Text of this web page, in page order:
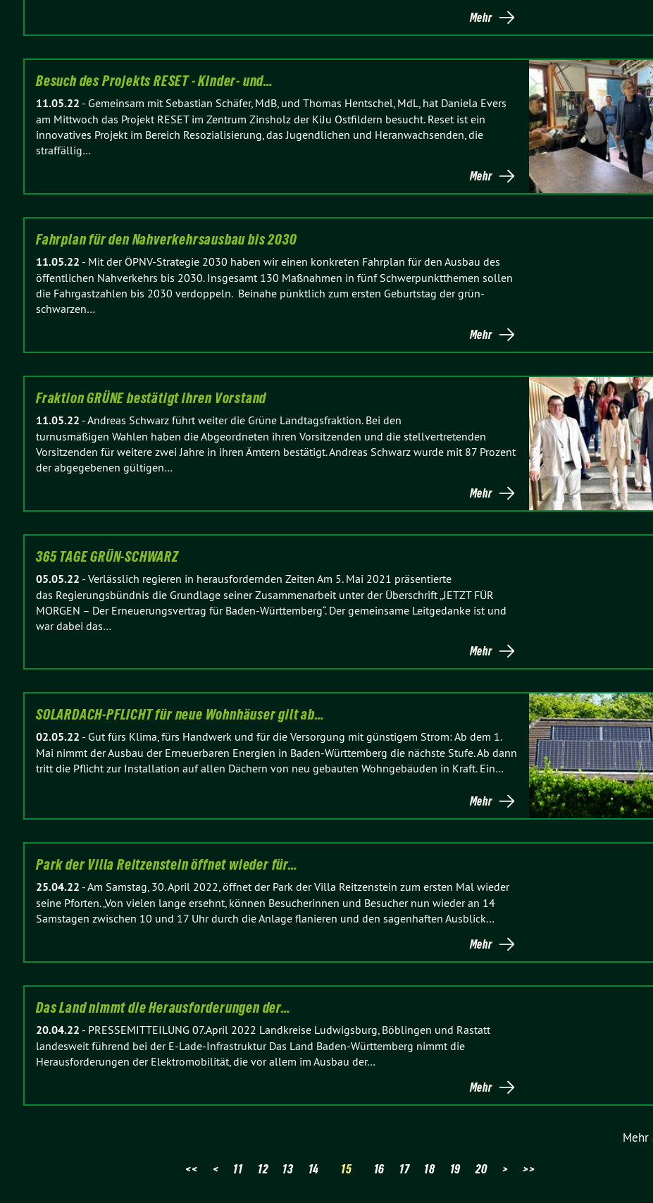
Mehr
Besuch des Projekts RESET - Kinder- und…
11.05.22 - Gemeinsam mit Sebastian Schäfer, MdB, und Thomas Hentschel, MdL, hat Daniela Evers
am Mittwoch das Projekt RESET im Zentrum Zinsholz der KiJu Ostfildern besucht. Reset ist ein
innovatives Projekt im Bereich Resozialisierung, das Jugendlichen und Heranwachsenden, die
straffällig…
Mehr
Fahrplan für den Nahverkehrsausbau bis 2030
11.05.22 - Mit der ÖPNV-Strategie 2030 haben wir einen konkreten Fahrplan für den Ausbau des
öffentlichen Nahverkehrs bis 2030. Insgesamt 130 Maßnahmen in fünf Schwerpunktthemen sollen
die Fahrgastzahlen bis 2030 verdoppeln. Beinahe pünktlich zum ersten Geburtstag der grün-
schwarzen…
Mehr
Fraktion GRÜNE bestätigt ihren Vorstand
11.05.22 -Andreas Schwarz führt weiter die Grüne Landtagsfraktion. Bei den
turnusmäßigen Wahlen haben die Abgeordneten ihren Vorsitzenden und die stellvertretenden
Vorsitzenden für weitere zwei Jahre in ihren Ämtern bestätigt. Andreas Schwarz wurde mit 87 Prozent
der abgegebenen gültigen…
Mehr
365 TAGE GRÜN-SCHWARZ
05.05.22 - Verlässlich regieren in herausfordernden Zeiten Am 5. Mai 2021 präsentierte
das Regierungsbündnis die Grundlage seiner Zusammenarbeit unter der Überschrift „JETZT FÜR
MORGEN – Der Erneuerungsvertrag für Baden-Württemberg“. Der gemeinsame Leitgedanke ist und
war dabei das…
Mehr
SOLARDACH-PFLICHT für neue Wohnhäuser gilt ab…
02.05.22 - Gut fürs Klima, fürs Handwerk und für die Versorgung mit günstigem Strom: Ab dem 1.
Mai nimmt der Ausbau der Erneuerbaren Energien in Baden-Württemberg die nächste Stufe. Ab dann
tritt die Pflicht zur Installation auf allen Dächern von neu gebauten Wohngebäuden in Kraft. Ein…
Mehr
Park der Villa Reitzenstein öffnet wieder für…
25.04.22 -Am Samstag, 30. April 2022, öffnet der Park der Villa Reitzenstein zum ersten Mal wieder
seine Pforten. „Von vielen lange ersehnt, können Besucherinnen und Besucher nun wieder an 14
Samstagen zwischen 10 und 17 Uhr durch die Anlage flanieren und den sagenhaften Ausblick…
Mehr
Das Land nimmt die Herausforderungen der…
20.04.22 - PRESSEMITTEILUNG 07.April 2022 Landkreise Ludwigsburg, Böblingen und Rastatt
landesweit führend bei der E-Lade-Infrastruktur Das Land Baden-Württemberg nimmt die
Herausforderungen der Elektromobilität, die vor allem im Ausbau der…
Mehr
Mehr
<< < 11 12 13 14 15 16 17 18 19 20 > >>